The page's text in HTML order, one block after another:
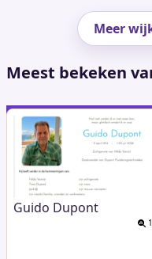
Meer
Meest bekeken
Guido Dupont